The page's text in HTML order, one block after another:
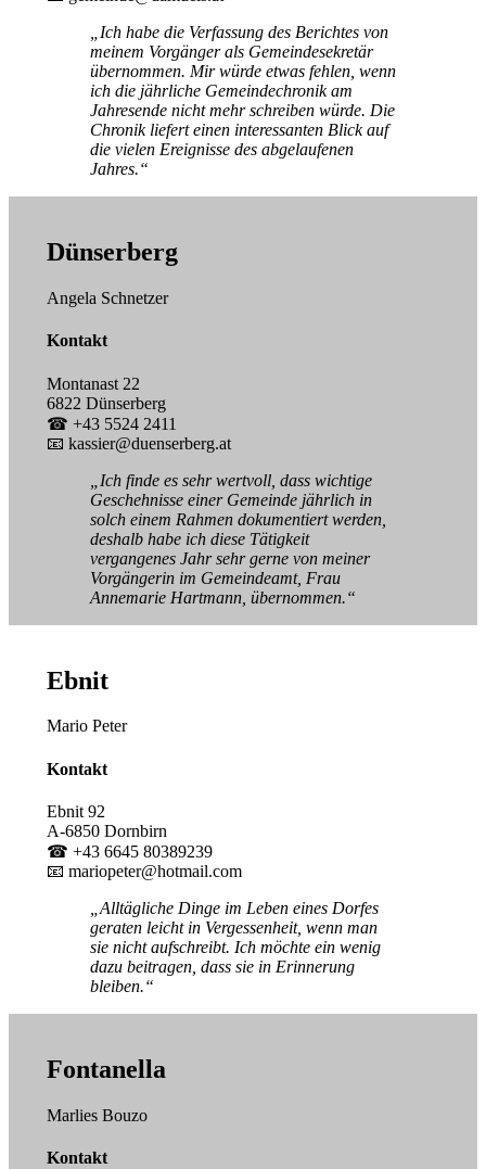
„Ich habe die Verfassung des Berichtes von
meinem Vorgänger als Gemeindesekretär
übernommen. Mir würde etwas fehlen, wenn
ich die jährliche Gemeindechronik am
Jahresende nicht mehr schreiben würde. Die
Chronik liefert einen interessanten Blick auf
die vielen Ereignisse des abgelaufenen
Jahres.“
Dünserberg
Angela Schnetzer
Kontakt
Montanast 22
6822 Dünserberg
☎ +43 5524 2411
📧 kassier@duenserberg.at
„Ich finde es sehr wertvoll, dass wichtige
Geschehnisse einer Gemeinde jährlich in
solch einem Rahmen dokumentiert werden,
deshalb habe ich diese Tätigkeit
vergangenes Jahr sehr gerne von meiner
Vorgängerin im Gemeindeamt, Frau
Annemarie Hartmann, übernommen.“
Ebnit
Mario Peter
Kontakt
Ebnit 92
A-6850 Dornbirn
☎ +43 6645 80389239
📧 mariopeter@hotmail.com
„Alltägliche Dinge im Leben eines Dorfes
geraten leicht in Vergessenheit, wenn man
sie nicht aufschreibt. Ich möchte ein wenig
dazu beitragen, dass sie in Erinnerung
bleiben.“
Fontanella
Marlies Bouzo
Kontakt